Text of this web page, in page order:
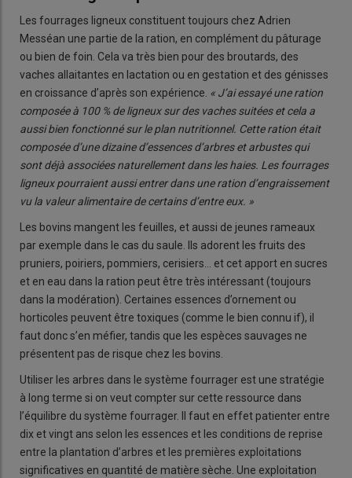
Les fourrages ligneux constituent toujours chez Adrien
Messéan une partie de la ration, en complément du pâturage
ou bien de foin. Cela va très bien pour des broutards, des
vaches allaitantes en lactation ou en gestation et des génisses
en croissance d’après son expérience. « J’ai essayé une ration
composée à 100 % de ligneux sur des vaches suitées et cela a
aussi bien fonctionné sur le plan nutritionnel. Cette ration était
composée d’une dizaine d’essences d’arbres et arbustes qui
sont déjà associées naturellement dans les haies. Les fourrages
ligneux pourraient aussi entrer dans une ration d’engraissement
vu la valeur alimentaire de certains d’entre eux. »
Les bovins mangent les feuilles, et aussi de jeunes rameaux
par exemple dans le cas du saule. Ils adorent les fruits des
pruniers, poiriers, pommiers, cerisiers… et cet apport en sucres
et en eau dans la ration peut être très intéressant (toujours
dans la modération). Certaines essences d’ornement ou
horticoles peuvent être toxiques (comme le bien connu if), il
faut donc s’en méfier, tandis que les espèces sauvages ne
présentent pas de risque chez les bovins.
Utiliser les arbres dans le système fourrager est une stratégie
à long terme si on veut compter sur cette ressource dans
l’équilibre du système fourrager. Il faut en effet patienter entre
dix et vingt ans selon les essences et les conditions de reprise
entre la plantation d’arbres et les premières exploitations
significatives en quantité de matière sèche. Une exploitation